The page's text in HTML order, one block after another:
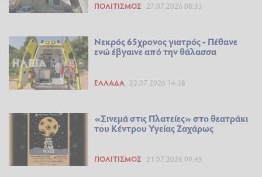
ΠΟΛΙΤΙΣΜΌΣ 27.07.2026 08:33
Νεκρός 65χρονος γιατρός - Πέθανε
ενώ έβγαινε από την θάλασσα
ΕΛΛΆΔΑ 22.07.2026 14:38
«Σινεμά στις Πλατείες» στο θεατράκι
του Κέντρου Υγείας Ζαχάρως
ΠΟΛΙΤΙΣΜΌΣ 21.07.2026 09:45